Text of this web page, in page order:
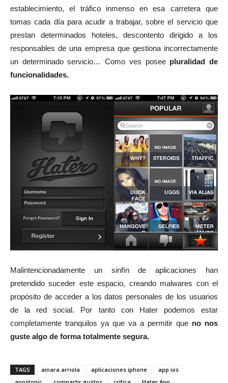
establecimiento, el tráfico inmenso en esa carretera que
tomas cada día para acudir a trabajar, sobre el servicio que
prestan determinados hoteles, descontento dirigido a los
responsables de una empresa que gestiona incorrectamente
un determinado servicio… Como ves posee pluralidad de
funcionalidades.
Malintencionadamente un sinfín de aplicaciones han
pretendido suceder este espacio, creando malwares con el
propósito de acceder a los datos personales de los usuarios
de la red social. Por tanto con Hater podemos estar
completamente tranquilos ya que va a permitir que no nos
guste algo de forma totalmente segura.
TAGS ainara arriola aplicaciones iphone
app ios